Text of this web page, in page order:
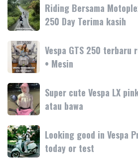
Primavera
180cc
terbaru
Aprilia
SR-
GT
hadir
dengan
teknologi
dan
fitur
Riding
Bersama
Motoplex
Garda
Medan
GTS
250
Day
Terima
kasih
Riding Bersama
250 Day Terima kasih
Vespa
GTS
250
terbaru
resmi
rilis
di
Medan!
•
Mesin
Vespa GTS 250 terbaru
• Mesin
Super
cute
Vespa
LX
pink/lilac
Yuk
Super cute Vespa LX
atau bawa
Looking
good
in
Looking good in Vespa
today or test